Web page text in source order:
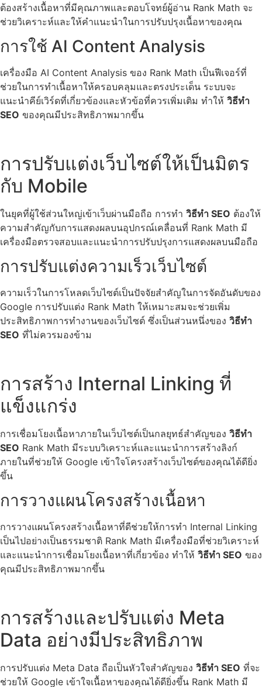
ต้องสร้างเนื้อหาที่มีคุณภาพและตอบโจทย์ผู้อ่าน Rank Math จะ
ช่วยวิเคราะห์และให้คำแนะนำในการปรับปรุงเนื้อหาของคุณ
การใช้ AI Content Analysis
เครื่องมือ AI Content Analysis ของ Rank Math เป็นฟีเจอร์ที่
ช่วยในการทำเนื้อหาให้ครอบคลุมและตรงประเด็น ระบบจะ
แนะนำคีย์เวิร์ดที่เกี่ยวข้องและหัวข้อที่ควรเพิ่มเติม ทำให้ วิธีทำ
SEO ของคุณมีประสิทธิภาพมากขึ้น
การปรับแต่งเว็บไซต์ให้เป็นมิตร
กับ Mobile
ในยุคที่ผู้ใช้ส่วนใหญ่เข้าเว็บผ่านมือถือ การทำ วิธีทำ SEO ต้องให้
ความสำคัญกับการแสดงผลบนอุปกรณ์เคลื่อนที่ Rank Math มี
เครื่องมือตรวจสอบและแนะนำการปรับปรุงการแสดงผลบนมือถือ
การปรับแต่งความเร็วเว็บไซต์
ความเร็วในการโหลดเว็บไซต์เป็นปัจจัยสำคัญในการจัดอันดับของ
Google การปรับแต่ง Rank Math ให้เหมาะสมจะช่วยเพิ่ม
ประสิทธิภาพการทำงานของเว็บไซต์ ซึ่งเป็นส่วนหนึ่งของ วิธีทำ
SEO ที่ไม่ควรมองข้าม
การสร้าง Internal Linking ที่
แข็งแกร่ง
การเชื่อมโยงเนื้อหาภายในเว็บไซต์เป็นกลยุทธ์สำคัญของ วิธีทำ
SEO Rank Math มีระบบวิเคราะห์และแนะนำการสร้างลิงก์
ภายในที่ช่วยให้ Google เข้าใจโครงสร้างเว็บไซต์ของคุณได้ดียิ่ง
ขึ้น
การวางแผนโครงสร้างเนื้อหา
การวางแผนโครงสร้างเนื้อหาที่ดีช่วยให้การทำ Internal Linking
เป็นไปอย่างเป็นธรรมชาติ Rank Math มีเครื่องมือที่ช่วยวิเคราะห์
และแนะนำการเชื่อมโยงเนื้อหาที่เกี่ยวข้อง ทำให้ วิธีทำ SEO ของ
คุณมีประสิทธิภาพมากขึ้น
การสร้างและปรับแต่ง Meta
Data อย่างมีประสิทธิภาพ
การปรับแต่ง Meta Data ถือเป็นหัวใจสำคัญของ วิธีทำ SEO ที่จะ
ช่วยให้ Google เข้าใจเนื้อหาของคุณได้ดียิ่งขึ้น Rank Math มี